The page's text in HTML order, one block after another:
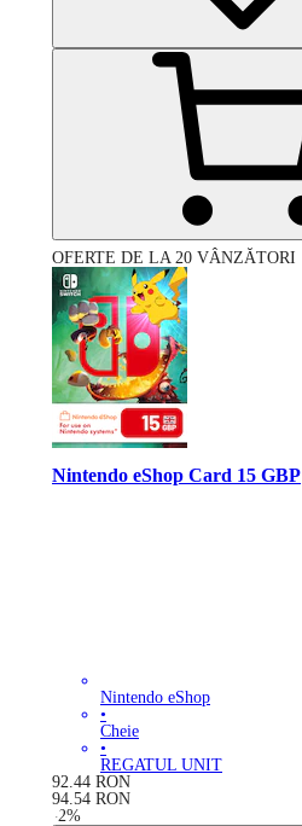
OFERTE DE LA 20 VÂNZĂTORI
Nintendo eShop Card 15 GBP
Nintendo eShop
•
Cheie
•
REGATUL UNIT
92.44 RON
94.54 RON
-2%